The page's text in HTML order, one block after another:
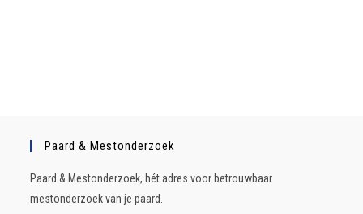
Paard & Mestonderzoek
Paard & Mestonderzoek, hét adres voor betrouwbaar
mestonderzoek van je paard.